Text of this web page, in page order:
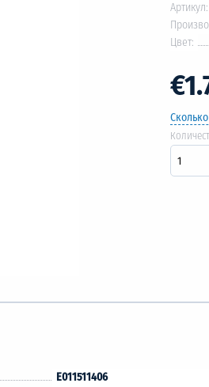
Артикул:
Цвет:
E011511406